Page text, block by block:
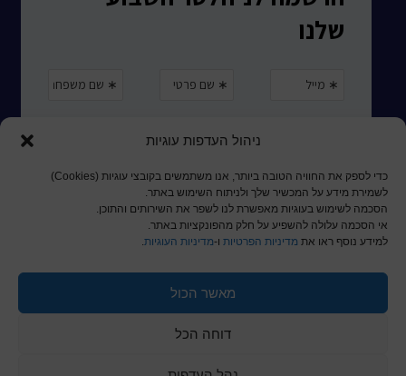
ניהול העדפות עוגיות
כדי לספק את החוויה הטובה ביותר, אנו משתמשים בקובצי עוגיות (Cookies)
לשמירת מידע על המכשיר שלך ולניתוח השימוש באתר.
הסכמה לשימוש בעוגיות מאפשרת לנו לשפר את השירותים והתוכן.
אי הסכמה עלולה להשפיע על חלק מהפונקציות באתר.
למידע נוסף ראו את מדיניות הפרטיות ו-מדיניות העוגיות.
מאשר הכול
דוחה הכל
© כל הזכויות שמורות לכותר ראשון